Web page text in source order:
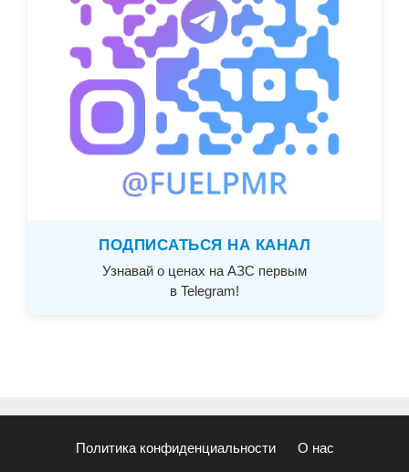
ПОДПИСАТЬСЯ НА КАНАЛ
Узнавай о ценах на АЗС первым
в Telegram!
Политика конфиденциальности О нас